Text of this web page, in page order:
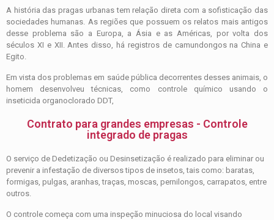
A história das pragas urbanas tem relação direta com a sofisticação das
sociedades humanas. As regiões que possuem os relatos mais antigos
desse problema são a Europa, a Ásia e as Américas, por volta dos
séculos XI e XII. Antes disso, há registros de camundongos na China e
Egito.
Em vista dos problemas em saúde pública decorrentes desses animais, o
homem desenvolveu técnicas, como controle químico usando o
inseticida organoclorado DDT,
Contrato para grandes empresas - Controle
integrado de pragas
O serviço de Dedetização ou Desinsetização é realizado para eliminar ou
prevenir a infestação de diversos tipos de insetos, tais como: baratas,
formigas, pulgas, aranhas, traças, moscas, pernilongos, carrapatos, entre
outros.
O controle começa com uma inspeção minuciosa do local visando